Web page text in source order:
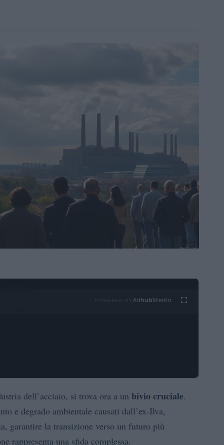
Ad hubMedia
dell’acciaio, si trova ora a un bivio cruciale.
e degrado ambientale causati dall’ex-Ilva,
garantire la transizione verso un futuro più
rappresenta una sfida complessa.